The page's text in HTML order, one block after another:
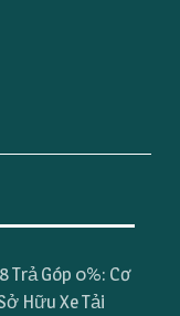
Trả Góp 0%: Cơ
Hữu Xe Tải